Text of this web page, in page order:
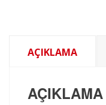
AÇIKLAMA
AÇIKLAMA